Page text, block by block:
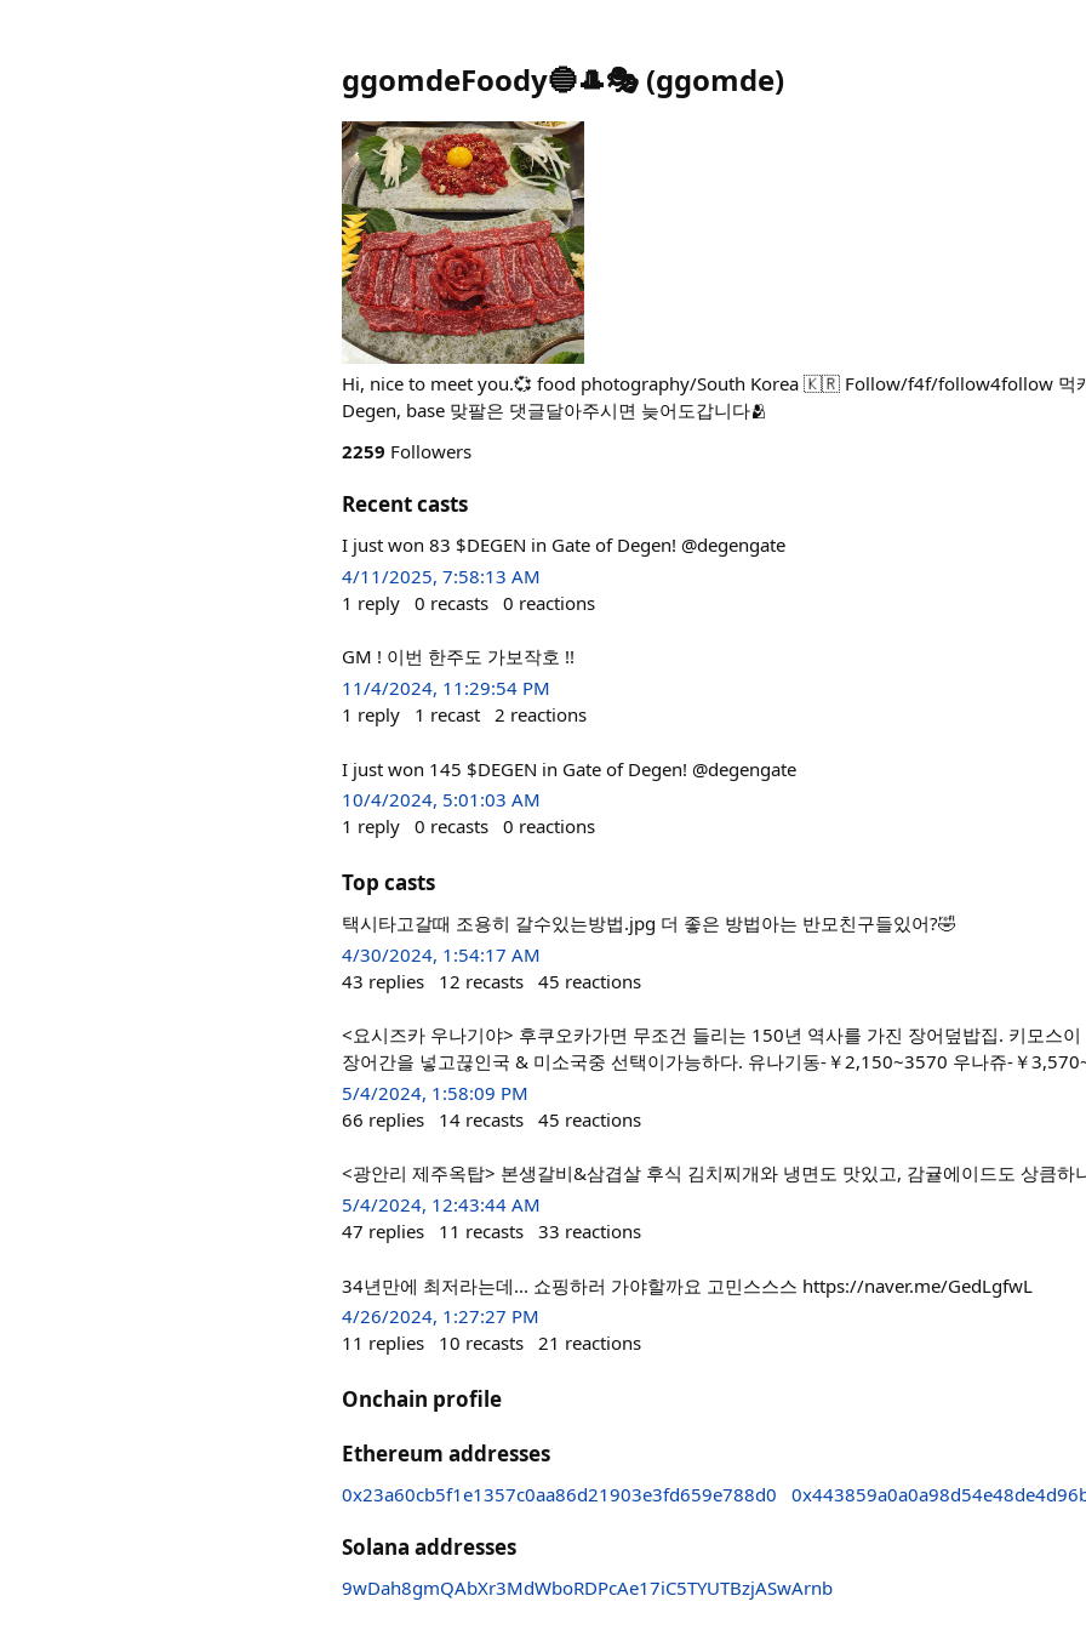
ggomdeFoody🔵🎩🎭 (ggomde)
Hi, nice to meet you.💞 food photography/South Korea 🇰🇷 Follow/f4f/follow4follow 먹
Degen, base 맞팔은 댓글달아주시면 늦어도갑니다🫂
2259 Followers
Recent casts
I just won 83 $DEGEN in Gate of Degen! @degengate
4/11/2025, 7:58:13 AM
1 reply 0 recasts 0 reactions
GM ! 이번 한주도 가보작호 !!
11/4/2024, 11:29:54 PM
1 reply 1 recast 2 reactions
I just won 145 $DEGEN in Gate of Degen! @degengate
10/4/2024, 5:01:03 AM
1 reply 0 recasts 0 reactions
Top casts
택시타고갈때 조용히 갈수있는방법.jpg 더 좋은 방법아는 반모친구들있어?🤣
4/30/2024, 1:54:17 AM
43 replies 12 recasts 45 reactions
<요시즈카 우나기야> 후쿠오카가면 무조건 들리는 150년 역사를 가진 장어덮밥집. 키모스
장어간을 넣고끊인국 & 미소국중 선택이가능하다. 유나기동-￥2,150~3570 우나쥬-￥
5/4/2024, 1:58:09 PM
66 replies 14 recasts 45 reactions
<광안리 제주옥탑> 본생갈비&삼겹살 후식 김치찌개와 냉면도 맛있고, 감귤에이드도 상큼하
5/4/2024, 12:43:44 AM
47 replies 11 recasts 33 reactions
34년만에 최저라는데... 쇼핑하러 가야할까요 고민스스스 https://naver.me/GedLgfwL
4/26/2024, 1:27:27 PM
11 replies 10 recasts 21 reactions
Onchain profile
Ethereum addresses
0x23a60cb5f1e1357c0aa86d21903e3fd659e788d0
Solana addresses
9wDah8gmQAbXr3MdWboRDPcAe17iC5TYUTBzjASwArnb